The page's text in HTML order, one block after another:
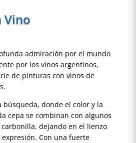
Vino
admiración por el mundo
por los vinos argentinos,
de pinturas con vinos de
búsqueda, donde el color y la
cepa se combinan con algunos
dejando en el lienzo
Con una fuerte